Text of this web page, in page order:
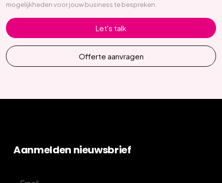
mogelijkheden voor jouw business te bespreken.
Let's talk
Offerte aanvragen
Aanmelden nieuwsbrief